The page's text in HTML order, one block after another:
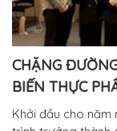
CHẶNG
BIẾN THỰC
Khởi đầu cho năm